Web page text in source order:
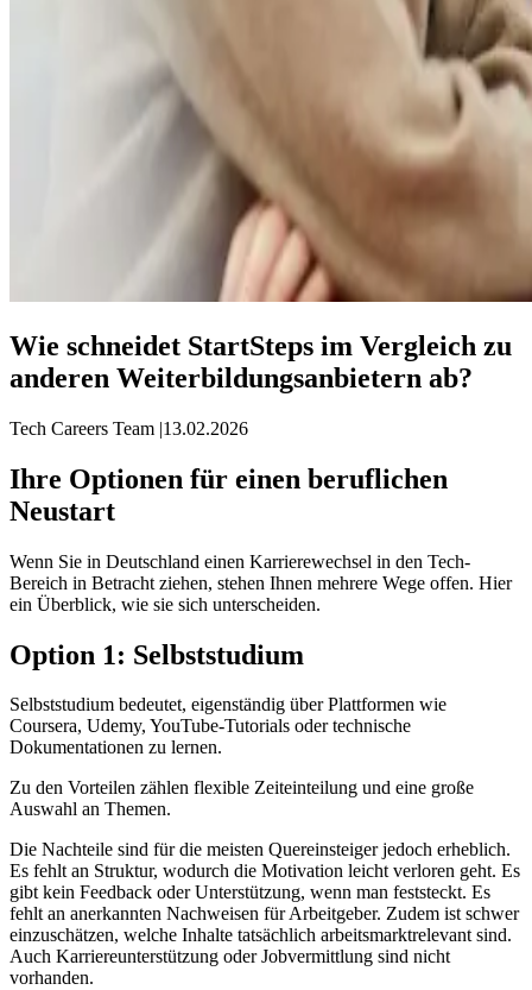
Wie schneidet StartSteps im Vergleich zu
anderen Weiterbildungsanbietern ab?
Tech Careers Team |13.02.2026
Ihre Optionen für einen beruflichen
Neustart
Wenn Sie in Deutschland einen Karrierewechsel in den Tech-
Bereich in Betracht ziehen, stehen Ihnen mehrere Wege offen. Hier
ein Überblick, wie sie sich unterscheiden.
Option 1: Selbststudium
Selbststudium bedeutet, eigenständig über Plattformen wie
Coursera, Udemy, YouTube-Tutorials oder technische
Dokumentationen zu lernen.
Zu den Vorteilen zählen flexible Zeiteinteilung und eine große
Auswahl an Themen.
Die Nachteile sind für die meisten Quereinsteiger jedoch erheblich.
Es fehlt an Struktur, wodurch die Motivation leicht verloren geht. Es
gibt kein Feedback oder Unterstützung, wenn man feststeckt. Es
fehlt an anerkannten Nachweisen für Arbeitgeber. Zudem ist schwer
einzuschätzen, welche Inhalte tatsächlich arbeitsmarktrelevant sind.
Auch Karriereunterstützung oder Jobvermittlung sind nicht
vorhanden.